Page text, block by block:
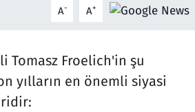
A- A+
Tomasz Froelich'in şu
yılların en önemli siyasi